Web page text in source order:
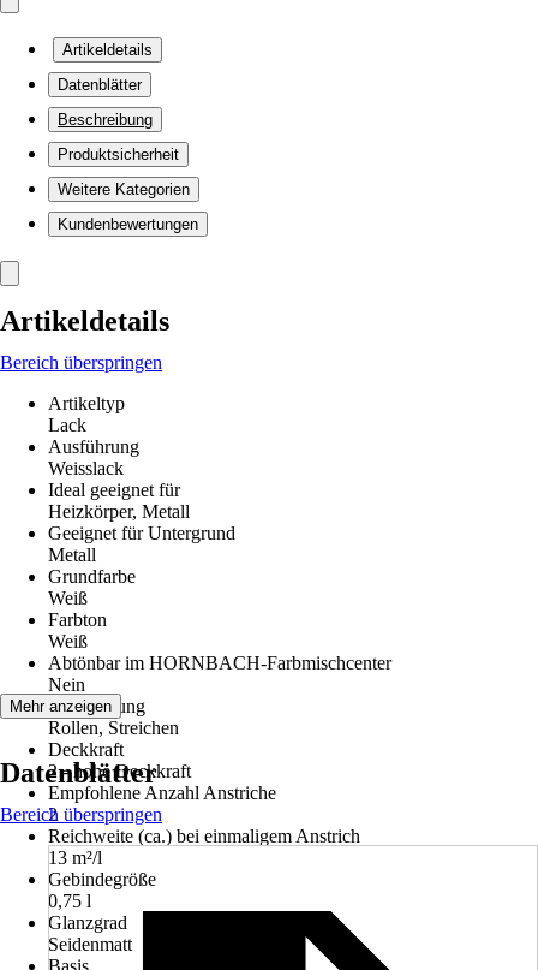
Artikeldetails
Datenblätter
Beschreibung
Produktsicherheit
Weitere Kategorien
Kundenbewertungen
Artikeldetails
Bereich überspringen
Artikeltyp
Lack
Ausführung
Weisslack
Ideal geeignet für
Heizkörper, Metall
Geeignet für Untergrund
Metall
Grundfarbe
Weiß
Farbton
Weiß
Abtönbar im HORNBACH-Farbmischcenter
Nein
Verarbeitung
Rollen, Streichen
Deckkraft
2 - hohe Deckkraft
Empfohlene Anzahl Anstriche
2
Reichweite (ca.) bei einmaligem Anstrich
13 m²/l
Gebindegröße
0,75 l
Glanzgrad
Seidenmatt
Basis
Mehr anzeigen
Datenblätter
Bereich überspringen